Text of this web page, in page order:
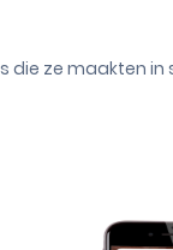
die ze maakten